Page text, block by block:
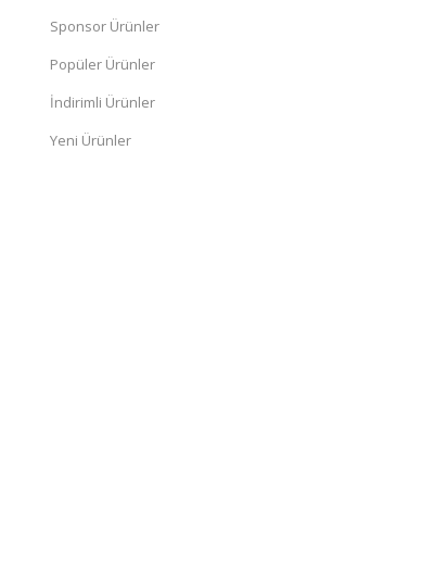
Sponsor Ürünler
Popüler Ürünler
İndirimli Ürünler
Yeni Ürünler